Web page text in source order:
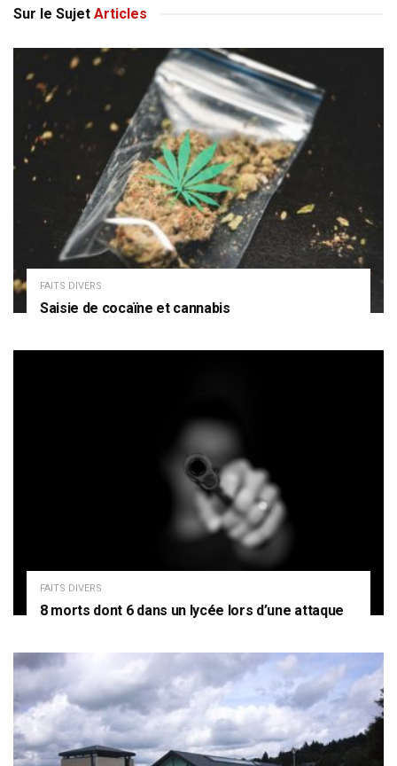
Sur le Sujet Articles
FAITS DIVERS
Saisie de cocaïne et cannabis
FAITS DIVERS
8 morts dont 6 dans un lycée lors d’une attaque